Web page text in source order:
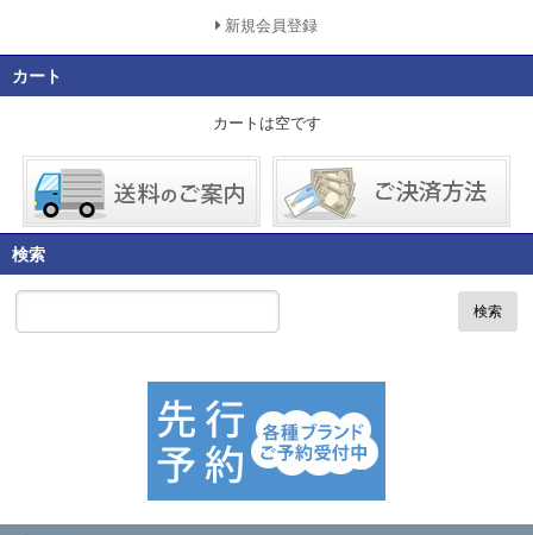
新規会員登録
カート
カートは空です
検索
検索